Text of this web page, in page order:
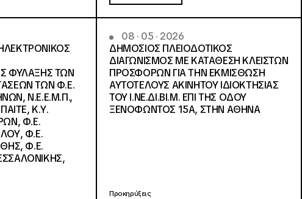
ΦΥΛΑΞΗΣ ΤΩΝ
ΤΩΝ Φ.Ε.
Ν.Ε.Ε.Μ.Π.,
Κ.Υ.
Φ.Ε.
Φ.Ε.
Φ.Ε.
08 · 05 · 2026
ΔΗΜΟΣΙΟΣ ΠΛΕΙΟΔΟΤΙΚΟΣ
ΔΙΑΓΩΝΙΣΜΟΣ ΜΕ ΚΑΤΑΘΕΣΗ ΚΛΕΙΣΤΩΝ
ΠΡΟΣΦΟΡΩΝ ΓΙΑ ΤΗΝ ΕΚΜΙΣΘΩΣΗ
ΑΥΤΟΤΕΛΟΥΣ ΑΚΙΝΗΤΟΥ ΙΔΙΟΚΤΗΣΙΑΣ
ΤΟΥ Ι.ΝΕ.ΔΙ.ΒΙ.Μ. ΕΠΙ ΤΗΣ ΟΔΟΥ
ΞΕΝΟΦΩΝΤΟΣ 15Α, ΣΤΗΝ ΑΘΗΝΑ
Προκηρύξεις